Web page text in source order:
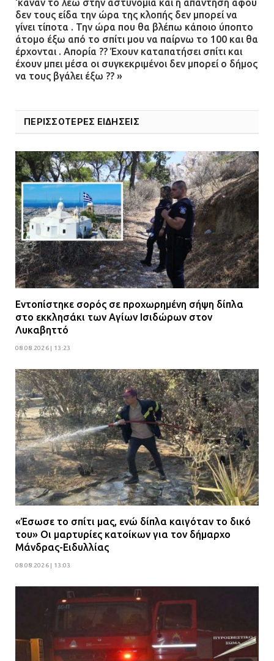
12.07.2026 | 15:07
Άργος: Στη φυλακή οι δύο
αστυνομικοί για τους
πυροβολισμούς κατά του 20χρονου
με αναπηρία
πρωινή διακοπή ρεύματος στη
Μάνδρα
09.07.2026 | 11:12
Φωτιά σε επιχείρηση στον
Ασπρόπυργο – Ήχησε το 112
09.07.2026 | 09:19
Δίωξη για απόπειρα
ανθρωποκτονίας στους δύο
αστυνομικούς
Ομαδικός βιασμός 19χρονης στο
Α.Τ. Ομονοίας: Ο Εισαγγελέας
πρότεινε την αθώωση των
αστυνομικών
08.07.2026 | 16:24
Ο δήμαρχος Μάνδρας δώρισε όλους
τους μισθούς του 2025 στο Θριάσιο
για μηχάνημα καρδιολογικών
08.07.2026 | 15:02
‘καναν το λέω στην αστυνομία και η απάντηση αφού
δεν τους είδα την ώρα της κλοπής δεν μπορεί να
γίνει τίποτα . Την ώρα που θα βλέπω κάποιο ύποπτο
άτομο έξω από το σπίτι μου να παίρνω το 100 και θα
έρχονται . Απορία ?? Έχουν καταπατήσει σπίτι και
έχουν μπει μέσα οι συγκεκριμένοι δεν μπορεί ο δήμος
να τους βγάλει έξω ?? »
ΠΕΡΙΣΣΟΤΕΡΕΣ ΕΙΔΗΣΕΙΣ
Εντοπίστηκε σορός σε προχωρημένη σήψη δίπλα
στο εκκλησάκι των Αγίων Ισιδώρων στον
Λυκαβηττό
08.08.2026 | 13:23
«Έσωσε το σπίτι μας, ενώ δίπλα καιγόταν το δικό
του» Οι μαρτυρίες κατοίκων για τον δήμαρχο
Μάνδρας-Ειδυλλίας
08.08.2026 | 13:03